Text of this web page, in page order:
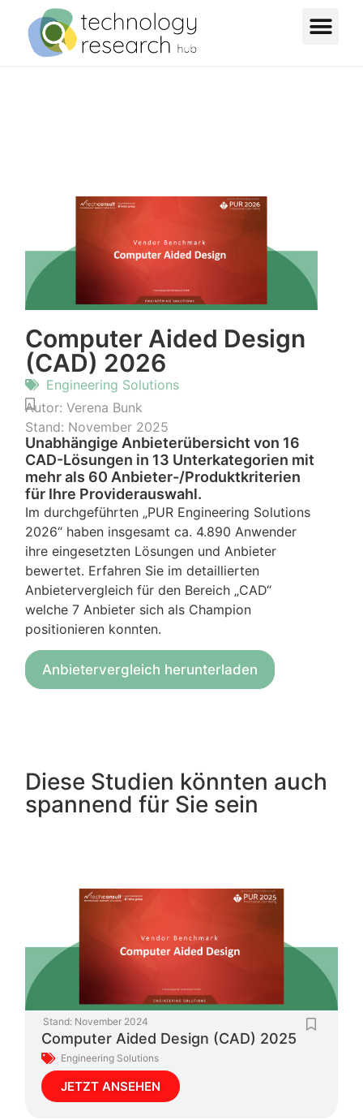
Computer Aided Design
(CAD) 2026
Engineering Solutions
Autor: Verena Bunk
Stand: November 2025
Unabhängige Anbieterübersicht von 16
CAD-Lösungen in 13 Unterkategorien mit
mehr als 60 Anbieter-/Produktkriterien
für Ihre Providerauswahl.
Im durchgeführten „PUR Engineering Solutions
2026“ haben insgesamt ca. 4.890 Anwender
ihre eingesetzten Lösungen und Anbieter
bewertet. Erfahren Sie im detaillierten
Anbietervergleich für den Bereich „CAD“
welche 7 Anbieter sich als Champion
positionieren konnten.
Anbietervergleich herunterladen
Diese Studien könnten auch
spannend für Sie sein
Stand: November 2024
Computer Aided Design (CAD) 2025
Engineering Solutions
JETZT ANSEHEN